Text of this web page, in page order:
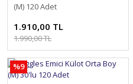
(M) 120 Adet
1.910,00 TL
1.990,00 TL
%9